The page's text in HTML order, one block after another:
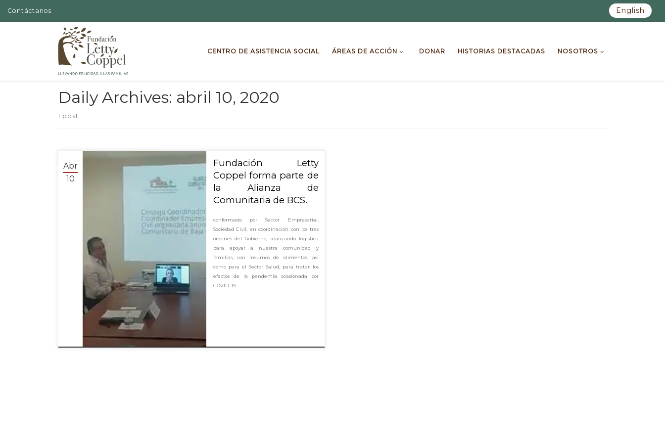
Skip to content
Contáctanos English
CENTRO DE ASISTENCIA SOCIAL ÁREAS DE ACCIÓN DONAR HISTORIAS DESTACADAS NOSOTROS
Daily Archives: abril 10, 2020
1 post
Abr
10
Fundación Letty
Coppel forma parte de
la Alianza de
Comunitaria de BCS.
conformada por Sector Empresarial,
Sociedad Civil, en coordinación con los tres
órdenes del Gobierno, realizando logística
para apoyar a nuestra comunidad y
familias, con insumos de alimentos, así
como para el Sector Salud, para tratar los
efectos de la pandemia ocasionada por
COVID-19.